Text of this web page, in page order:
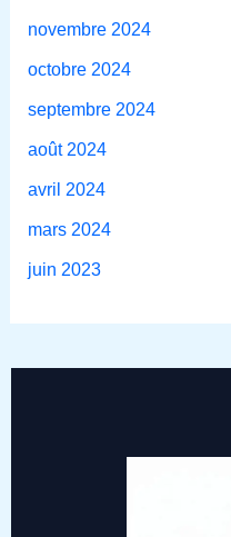
novembre 2024
octobre 2024
septembre 2024
août 2024
avril 2024
mars 2024
juin 2023